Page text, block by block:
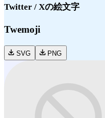
Twitter / Xの絵文字
Twemoji
SVG PNG